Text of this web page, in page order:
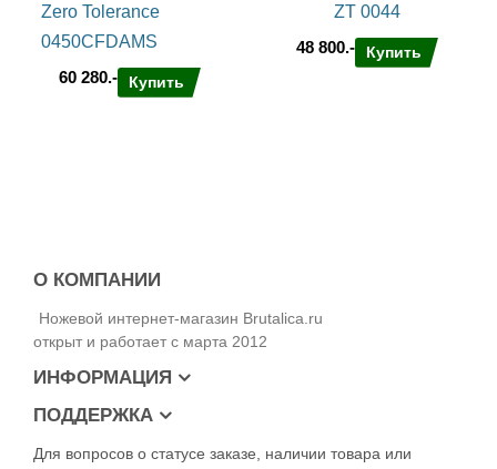
Zero Tolerance
0450CFDAMS
60 280.-
Купить
ZT 0044
48 800.-
Купить
О КОМПАНИИ
Ножевой интернет-магазин Brutalica.ru
открыт и работает с марта 2012
ИНФОРМАЦИЯ
ПОДДЕРЖКА
Для вопросов о статусе заказе, наличии товара или